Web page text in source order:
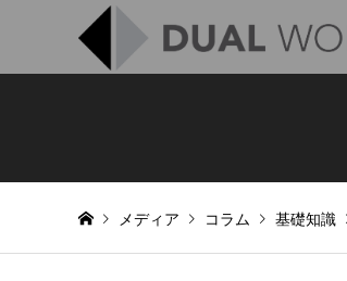
メディア コラム 基礎知識